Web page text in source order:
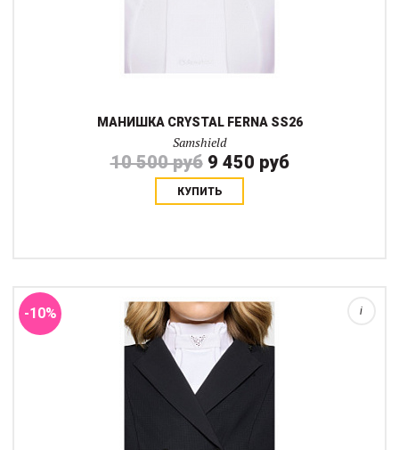
МАНИШКА CRYSTAL FERNA SS26
Samshield
10 500 руб 9 450 руб
КУПИТЬ
-10% i